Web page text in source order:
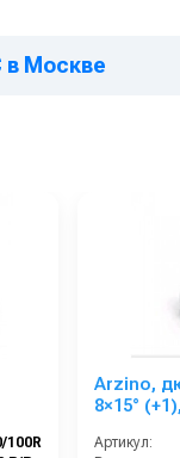
в Москве
100R
Arzino,
8×15°
Артикул: